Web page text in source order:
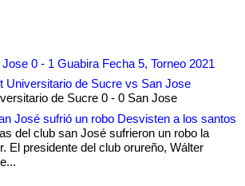
0 - 1 Guabira Fecha 5, Torneo 2021
Universitario de Sucre vs San Jose
de Sucre 0 - 0 San Jose
José sufrió un robo Desvisten a los santos
del club san José sufrieron un robo la
El presidente del club orureño, Wálter